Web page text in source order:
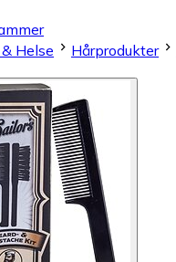
Helse Hårprodukter